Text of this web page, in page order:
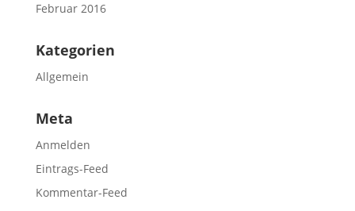
Februar 2016
Kategorien
Allgemein
Meta
Anmelden
Eintrags-Feed
Kommentar-Feed